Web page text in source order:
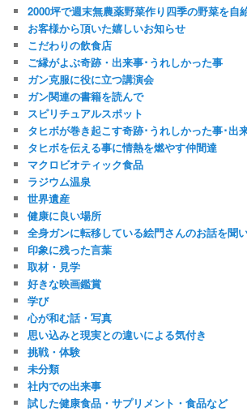
2000坪で週末無農薬野菜作り四季の野菜を自
お客様から頂いた嬉しいお知らせ
こだわりの飲食店
ご縁がよぶ奇跡・出来事･うれしかった事
ガン克服に役に立つ講演会
ガン関連の書籍を読んで
スピリチュアルスポット
タヒボが巻き起こす奇跡･うれしかった事･出
タヒボを伝える事に情熱を燃やす仲間達
マクロビオティック食品
ラジウム温泉
世界遺産
健康に良い場所
全身ガンに転移している絵門さんのお話を聞
印象に残った言葉
取材・見学
好きな映画鑑賞
学び
心が和む話・写真
思い込みと現実との違いによる気付き
挑戦・体験
未分類
社内での出来事
試した健康食品・サプリメント・食品など